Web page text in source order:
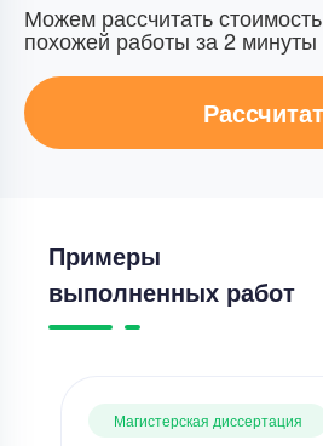
Можем рассчитать
похожей работы за 2 минуты
Примеры
выполненных работ
Магистерская диссертация